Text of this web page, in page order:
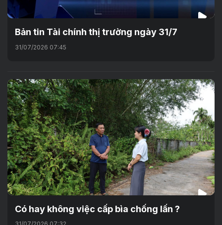
Bản tin Tài chính thị trường ngày 31/7
31/07/2026 07:45
Có hay không việc cấp bìa chống lấn ?